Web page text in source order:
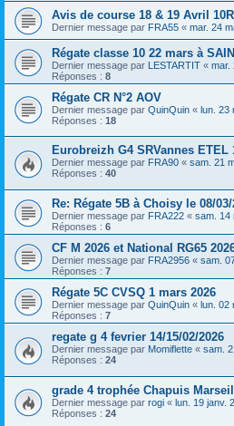
Avis de course 18 & 19 Avril
Dernier message par FRA55 « mar. 24
Régate classe 10 22 mars à
Dernier message par LESTARTIT « mar.
Réponses : 8
Régate CR N°2 AOV
Dernier message par QuinQuin « lun. 23
Réponses : 18
Eurobreizh G4 SRVannes ETEL
Dernier message par FRA90 « sam. 21
Réponses : 40
Re: Régate 5B à Choisy le 08/03/
Dernier message par FRA222 « sam. 14
Réponses : 6
CF M 2026 et National RG65
Dernier message par FRA2956 « sam.
Réponses : 7
Régate 5C CVSQ 1 mars 2026
Dernier message par QuinQuin « lun. 02
Réponses : 7
regate g 4 fevrier 14/15/02/2026
Dernier message par Momiflette « sam.
Réponses : 24
grade 4 trophée Chapuis
Dernier message par rogi « lun. 19 janv.
Réponses : 24